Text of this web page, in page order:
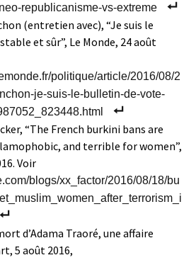
republicanisme-vs-extreme
(entretien avec), “Je suis le
et sûr”, Le Monde, 24 août
politique/article/2016/08/2
je-suis-le-bulletin-de-vote-
“The French burkini bans are
and terrible for women”,
Voir
blogs/xx_factor/2016/08/18/bu
d’Adama Traoré, une affaire
5 août 2016,